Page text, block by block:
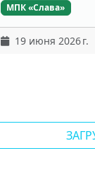
МПК «Слава»
19 июня 2026 г.